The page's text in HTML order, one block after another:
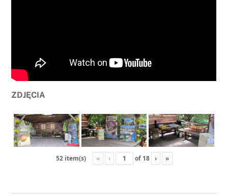
ZDJĘCIA
52 item(s) « ‹ of 18 › »